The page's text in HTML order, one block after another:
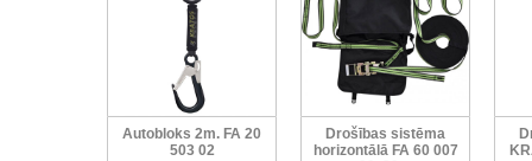
Autobloks 2m. FA 20
503 02
Drošības sistēma
horizontālā FA 60 007